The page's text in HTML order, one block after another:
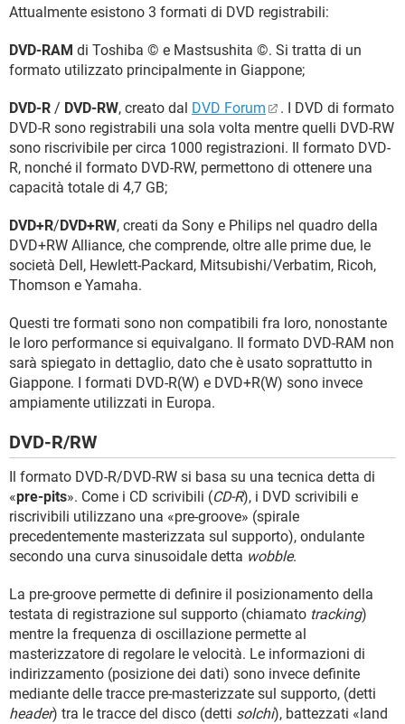
Attualmente esistono 3 formati di DVD registrabili:
DVD-RAM di Toshiba © e Mastsushita ©. Si tratta di un
formato utilizzato principalmente in Giappone;
DVD-R / DVD-RW, creato dal DVD Forum
. I DVD di formato
DVD-R sono registrabili una sola volta mentre quelli DVD-RW
sono riscrivibile per circa 1000 registrazioni. Il formato DVD-
R, nonché il formato DVD-RW, permettono di ottenere una
capacità totale di 4,7 GB;
DVD+R/DVD+RW, creati da Sony e Philips nel quadro della
DVD+RW Alliance, che comprende, oltre alle prime due, le
società Dell, Hewlett-Packard, Mitsubishi/Verbatim, Ricoh,
Thomson e Yamaha.
Questi tre formati sono non compatibili fra loro, nonostante
le loro performance si equivalgano. Il formato DVD-RAM non
sarà spiegato in dettaglio, dato che è usato soprattutto in
Giappone. I formati DVD-R(W) e DVD+R(W) sono invece
ampiamente utilizzati in Europa.
DVD-R/RW
Il formato DVD-R/DVD-RW si basa su una tecnica detta di
«pre-pits». Come i CD scrivibili (CD-R), i DVD scrivibili e
riscrivibili utilizzano una «pre-groove» (spirale
precedentemente masterizzata sul supporto), ondulante
secondo una curva sinusoidale detta wobble.
La pre-groove permette di definire il posizionamento della
testata di registrazione sul supporto (chiamato tracking)
mentre la frequenza di oscillazione permette al
masterizzatore di regolare le velocità. Le informazioni di
indirizzamento (posizione dei dati) sono invece definite
mediante delle tracce pre-masterizzate sul supporto, (detti
header) tra le tracce del disco (detti solchi), battezzati «land